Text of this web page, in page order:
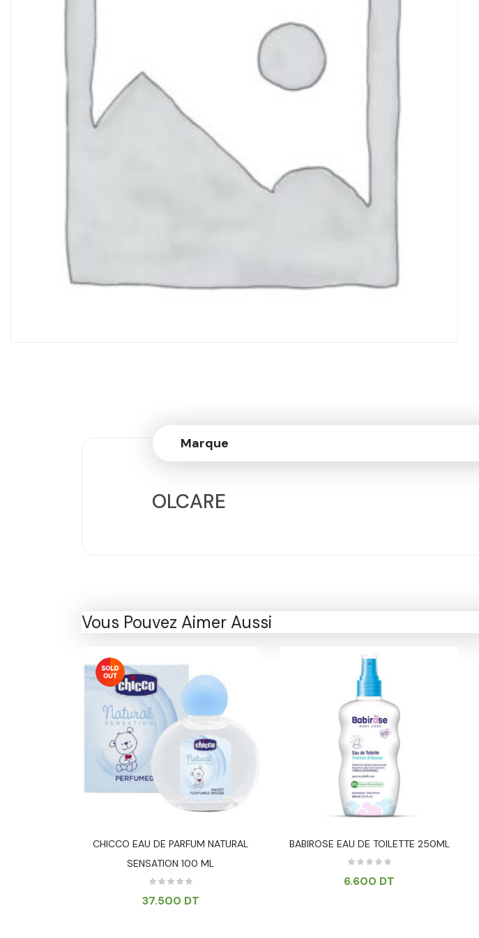
Marque
OLCARE
Vous Pouvez Aimer Aussi
CHICCO EAU DE PARFUM NATURAL
SENSATION 100 ML
37.500 DT
BABIROSE EAU DE TOILETTE 250ML
6.600 DT
Toilette & Soin Bébé
Vêtement Amincissant
Yeux & Lévres